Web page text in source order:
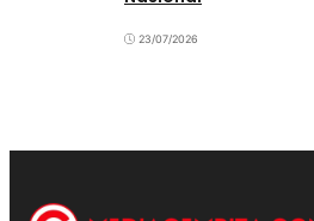
23/07/2026